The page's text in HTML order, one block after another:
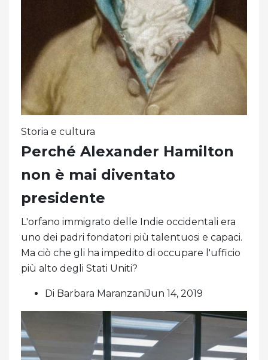
Storia e cultura
Perché Alexander Hamilton
non è mai diventato
presidente
L'orfano immigrato delle Indie occidentali era
uno dei padri fondatori più talentuosi e capaci.
Ma ciò che gli ha impedito di occupare l'ufficio
più alto degli Stati Uniti?
Di Barbara MaranzaniJun 14, 2019